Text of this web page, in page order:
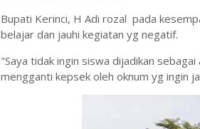
Bupati Kerinci, H Adi rozal pada
belajar dan jauhi kegiatan yg negatif.
"Saya tidak ingin siswa dijadikan
mengganti kepsek oleh oknum yg ingin